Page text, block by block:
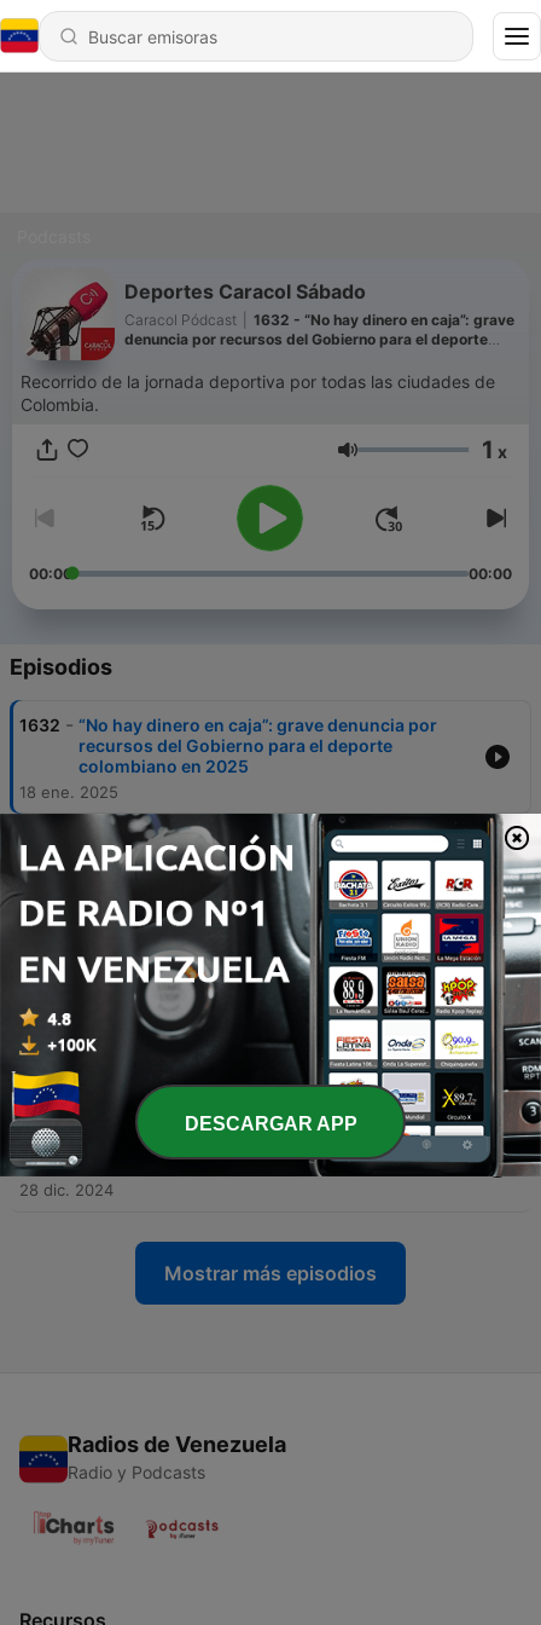
Deportes Caracol Sábado
Caracol Pódcast
1632 - “No hay dinero en caja”: grave
denuncia por recursos del Gobierno para el deporte
Recorrido de la jornada deportiva por todas las ciudades de
Colombia.
Volumen 1 x
00:00 00:00
Episodios
1632 - “No hay dinero en caja”: grave denuncia por
recursos del Gobierno para el deporte
colombiano en 2025
18 ene. 2025
1631
Presidente de Llaneros da un parte de
tranquilidad sobre la dura sanción que recibió
13 ene. 2025
1630
Tolima ya eligió a su nuevo técnico: esto dijo el
presidente, César Camargo
1629 - Eduardo Méndez: “No veo imposible pelearle a
04 ene. 2025
1628 - Rafael Dudamel: “El fútbol colombiano me ha
dado prácticamente toda mi carrera”
28 dic. 2024
Mostrar más episodios
Radios de Venezuela
Radio y Podcasts
DESCARGAR APP